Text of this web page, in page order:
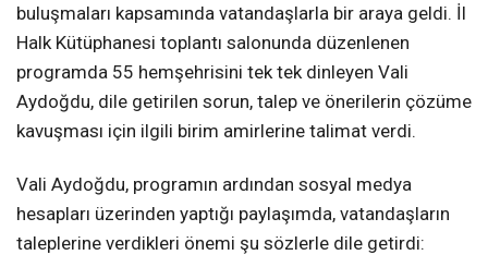
buluşmaları kapsamında vatandaşlarla bir araya geldi. İl
Halk Kütüphanesi toplantı salonunda düzenlenen
programda 55 hemşehrisini tek tek dinleyen Vali
Aydoğdu, dile getirilen sorun, talep ve önerilerin çözüme
kavuşması için ilgili birim amirlerine talimat verdi.
Vali Aydoğdu, programın ardından sosyal medya
hesapları üzerinden yaptığı paylaşımda, vatandaşların
taleplerine verdikleri önemi şu sözlerle dile getirdi: